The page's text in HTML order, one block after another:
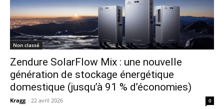
Non classé
Zendure SolarFlow Mix : une nouvelle
génération de stockage énergétique
domestique (jusqu’à 91 % d’économies)
Kragg - 22 avril 2026 0